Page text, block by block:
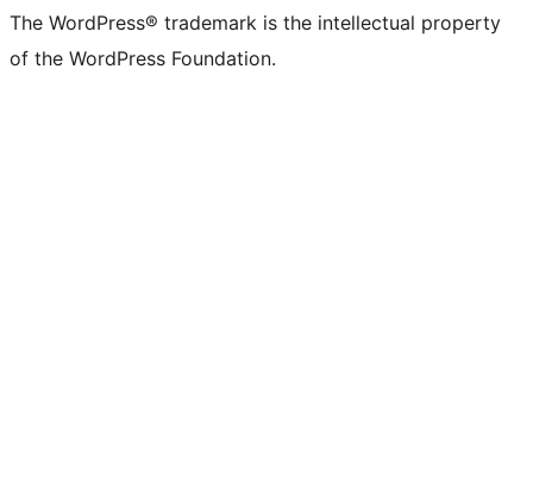
The WordPress® trademark is the intellectual property
of the WordPress Foundation.